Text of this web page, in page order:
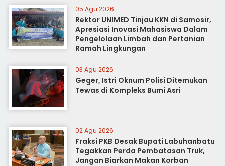
05 Agu 2026
Rektor UNIMED Tinjau KKN di Samosir,
Apresiasi Inovasi Mahasiswa Dalam
Pengelolaan Limbah dan Pertanian
Ramah Lingkungan
03 Agu 2026
Geger, Istri Oknum Polisi Ditemukan
Tewas di Kompleks Bumi Asri
02 Agu 2026
Fraksi PKB Desak Bupati Labuhanbatu
Tegakkan Perda Pembatasan Truk,
Jangan Biarkan Makan Korban